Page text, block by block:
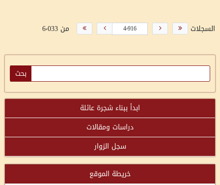
السجلات من 6٬033
ابدأ ببناء شجرة عائلة
دراسات ومقالات
سجل الزوار
خريطة الموقع